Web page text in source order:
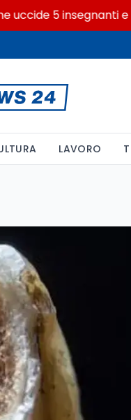
5 insegnanti e i nonni
LAVORO